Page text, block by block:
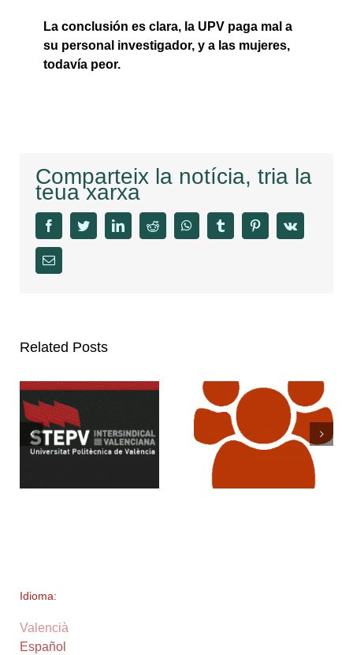
La conclusión es clara, la UPV paga mal a
su personal investigador, y a las mujeres,
todavía peor.
Comparteix la notícia, tria la
teua xarxa
facebooktwitter linkedinreddit whatsapptumblr pinterestvk
Email
Related Posts
Idioma:
Valencià
Español